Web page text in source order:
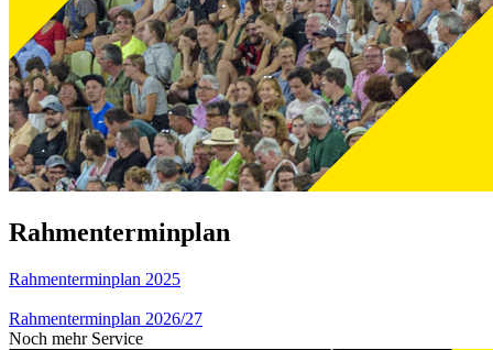
Rahmenterminplan
Rahmenterminplan 2025
Rahmenterminplan 2026/27
Noch mehr Service